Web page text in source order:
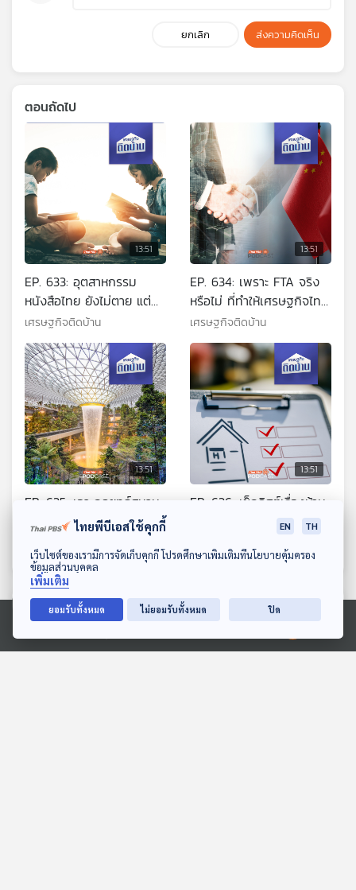
ดาวน์โหลด Thai PBS Podcast Application
Ⓒ 2020 องค์การกระจายเสียงและแพร่ภาพสาธารณะแห่งประเทศไทย
ยกเลิก ส่งความคิดเห็น
ตอนถัดไป
13:51
EP. 633: อุตสาหกรรม
หนังสือไทย ยังไม่ตาย แต่
ต้องปรับตัวให้อยู่รอด
เศรษฐกิจติดบ้าน
13:51
EP. 634: เพราะ FTA จริง
หรือไม่ ที่ทำให้เศรษฐกิจไทย
ขาดดุลการค้าจีนต่อเนื่อง
เศรษฐกิจติดบ้าน
13:51
EP. 635: เจาะกลยุทธ์สนาม
บินชางงี สิงคโปร์ ติดอันดับ
ดีที่สุดในโลกซ้ำแล้วซ้ำเล่า
13:51
EP. 636: เช็กลิสต์เรื่องห้าม
พลาด ก่อนตัดสินใจมีบ้าน
ตอนที่เกี่ยวข้อง
ไทยพีบีเอสใช้คุกกี้ EN TH
เว็บไซต์ของเรามีการจัดเก็บคุกกี้ โปรดศึกษาเพิ่มเติมที่นโยบายคุ้มครอง
ข้อมูลส่วนบุคคล
เพิ่มเติม
ยอมรับทั้งหมด ไม่ยอมรับทั้งหมด ปิด